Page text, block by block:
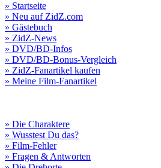
» Startseite
» Neu auf ZidZ.com
» Gästebuch
» ZidZ-News
» DVD/BD-Infos
» DVD/BD-Bonus-Vergleich
» ZidZ-Fanartikel kaufen
» Meine Film-Fanartikel
» Die Charaktere
» Wusstest Du das?
» Film-Fehler
» Fragen & Antworten